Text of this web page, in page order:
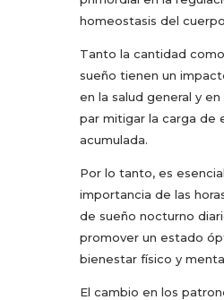
homeostasis del
Tanto la cantidad
sueño tienen un
en la salud general y
par mitigar la carga de
acumulada.
Por lo tanto, es
importancia de las
de sueño nocturno
promover un estado
bienestar físico y
El cambio en los